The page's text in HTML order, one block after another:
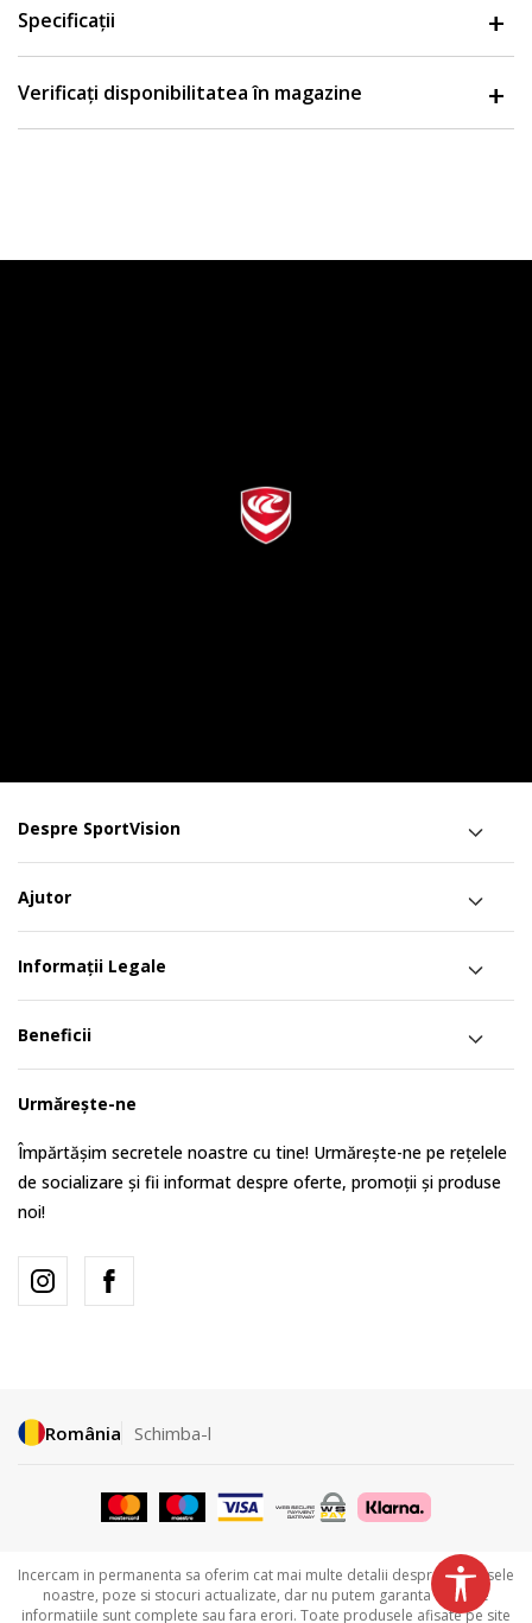
Specificații
Verificați disponibilitatea în magazine
Despre SportVision
Ajutor
Informații Legale
Beneficii
Urmărește-ne
Împărtășim secretele noastre cu tine! Urmărește-ne pe rețelele
de socializare și fii informat despre oferte, promoții și produse
noi!
România Schimba-l
Incercam in permanenta sa oferim cat mai multe detalii despre produsele
noastre, poze si stocuri actualizate, dar nu putem garanta ca toate
informatiile sunt complete sau fara erori. Toate produsele afisate pe site